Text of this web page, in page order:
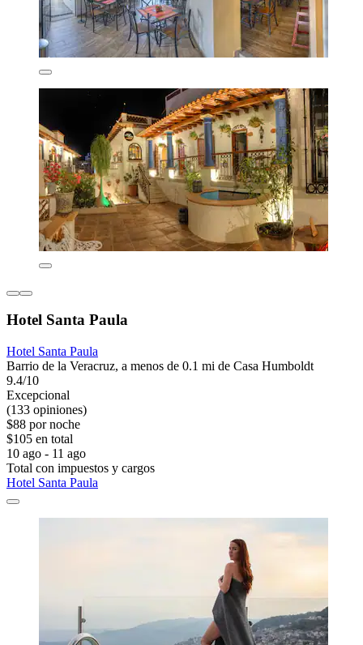
Hotel Santa Paula
Hotel Santa Paula
Barrio de la Veracruz, a menos de 0.1 mi de Casa Humboldt
9.4/10
Excepcional
(133 opiniones)
$88 por noche
$105 en total
10 ago - 11 ago
Total con impuestos y cargos
Hotel Santa Paula